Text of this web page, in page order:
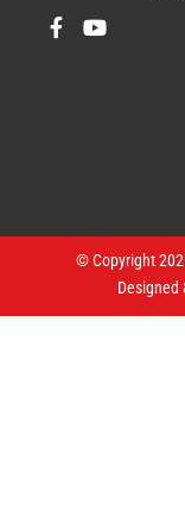
© Copyright
Designed